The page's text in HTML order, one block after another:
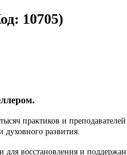
10705)
практиков и
духовного развития.
восстановления и